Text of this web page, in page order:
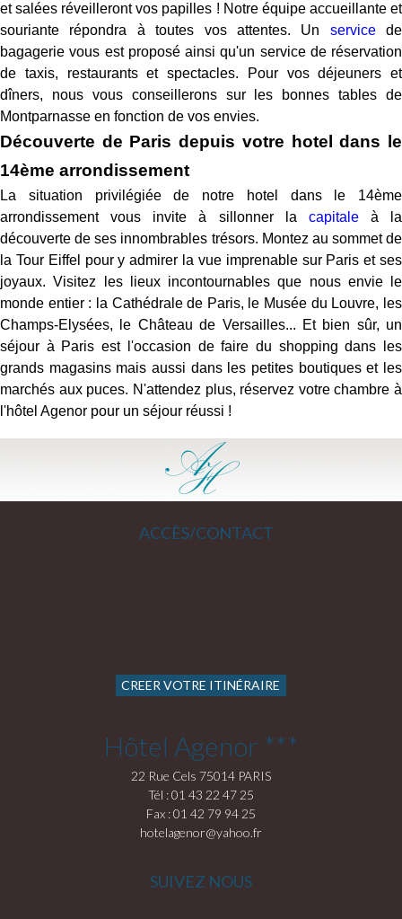
et salées réveilleront vos papilles ! Notre équipe accueillante et
souriante répondra à toutes vos attentes. Un servicede
bagagerie vous est proposé ainsi qu'un service de réservation
de taxis, restaurants et spectacles. Pour vos déjeuners et
dîners, nous vous conseillerons sur les bonnes tables de
Montparnasse en fonction de vos envies.
Découverte de Paris depuis votre hotel dans le
14ème arrondissement
La situation privilégiée de notre hotel dans le 14ème
arrondissement vous invite à sillonner la capitaleà la
découverte de ses innombrables trésors. Montez au sommet de
la Tour Eiffel pour y admirer la vue imprenable sur Paris et ses
joyaux. Visitez les lieux incontournables que nous envie le
monde entier : la Cathédrale de Paris, le Musée du Louvre, les
Champs-Elysées, le Château de Versailles... Et bien sûr, un
séjour à Paris est l'occasion de faire du shopping dans les
grands magasins mais aussi dans les petites boutiques et les
marchés aux puces. N'attendez plus, réservez votre chambre à
l'hôtel Agenor pour un séjour réussi !
ACCÈS/CONTACT
CREER VOTRE ITINÉRAIRE
Hôtel Agenor ***
22 Rue Cels 75014 PARIS
Tél : 01 43 22 47 25
Fax : 01 42 79 94 25
hotelagenor@yahoo.fr
SUIVEZ NOUS